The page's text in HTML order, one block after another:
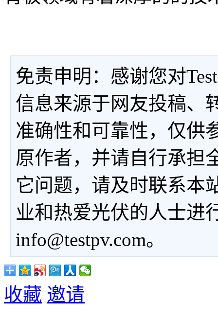
免责申明：感谢您对
信息来源于网友投稿、
准确性和可靠性，仅供
原作者，并请自行承担
它问题，请及时联系本
业和热爱光伏的人士进
info@testpv.com。
收藏 邀请